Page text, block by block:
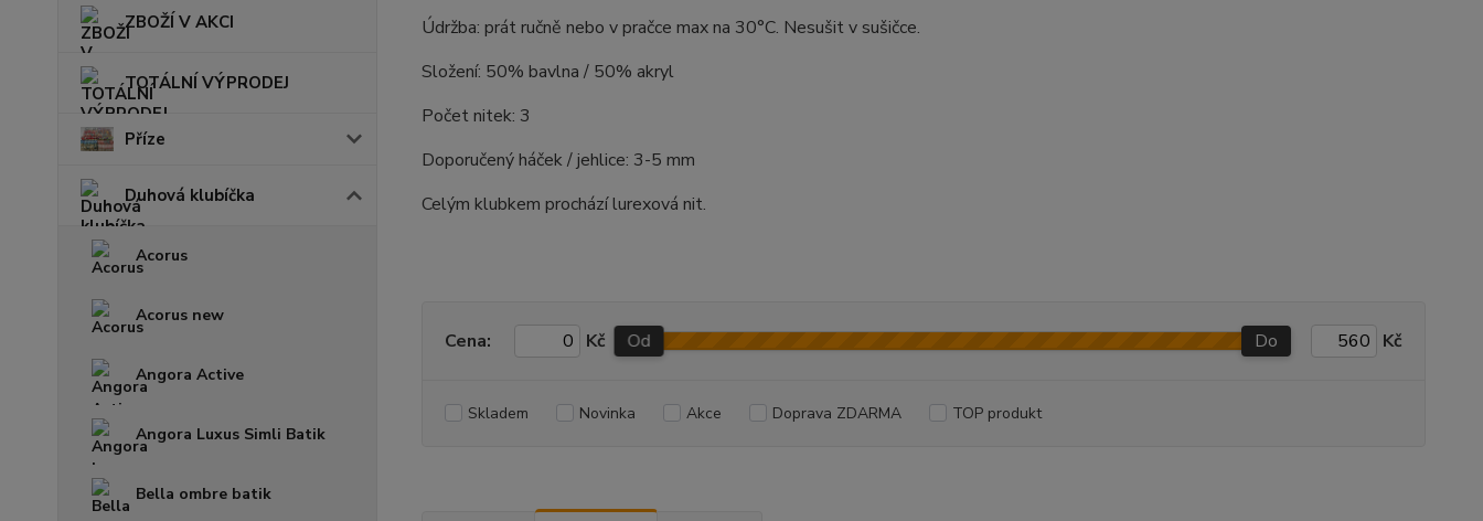
ZBOŽÍ V AKCI
TOTÁLNÍ VÝPRODEJ
Příze
Duhová klubíčka
Acorus
Acorus new
Angora Active
Angora Luxus Simli Batik
Bella ombre batik
Údržba: prát ručně nebo v pračce max na 30°C. Nesušit v sušičce.
Složení: 50% bavlna / 50% akryl
Počet nitek: 3
Doporučený háček / jehlice: 3-5 mm
Celým klubkem prochází lurexová nit.
Cena: Kč Od Do Kč
Skladem Novinka Akce Doprava ZDARMA TOP produkt